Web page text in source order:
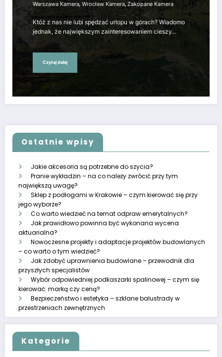
Warszawa Kamera, Wrocław Kamera, Zakopane Kamera
Któż z nas nie lubi spędzać urlopu w górach? Wiadomo
jednak, że największym zainteresowaniem cieszy…
Czytaj dalej
Ostatnie wpisy
Jakie akcesoria są potrzebne do szycia?
Pranie wykładzin – na co należy zwrócić przy tym
największą uwagę?
Sklep z podłogami w Krakowie – czym kierować się przy
jego wyborze?
Co warto wiedzieć na temat odpraw emerytalnych?
Jak prawidłowo powinna być wykonana wycena
aktuarialna?
Nowoczesne projekty i adaptacje projektów budowlanych
– co warto o tym wiedzieć?
Jak zdobyć uprawnienia budowlane – przewodnik dla
przyszłych specjalistów
Wybór odpowiedniej podkaszarki spalinowej – czym się
kierować: marką czy ceną?
Bezpieczeństwo i estetyka – szklane balustrady w
przestrzeniach zewnętrznych
Kategorie